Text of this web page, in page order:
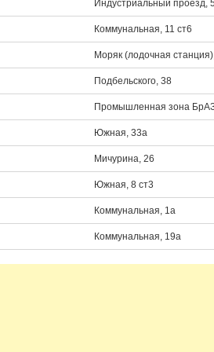
Индустриальный проезд,
Коммунальная, 11 ст6
Моряк (лодочная
Подбельского, 38
Промышленная зона
Южная, 33а
Мичурина, 26
Южная, 8 ст3
Коммунальная, 1а
Коммунальная, 19а